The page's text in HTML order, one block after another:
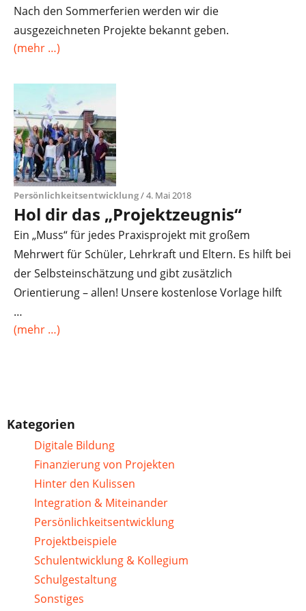
Nach den Sommerferien werden wir die
ausgezeichneten Projekte bekannt geben.
(mehr …)
Persönlichkeitsentwicklung/ 4. Mai 2018
Hol dir das „Projektzeugnis“
Ein „Muss“ für jedes Praxisprojekt mit großem
Mehrwert für Schüler, Lehrkraft und Eltern. Es hilft bei
der Selbsteinschätzung und gibt zusätzlich
Orientierung – allen! Unsere kostenlose Vorlage hilft
…
(mehr …)
Kategorien
Digitale Bildung
Finanzierung von Projekten
Hinter den Kulissen
Integration & Miteinander
Persönlichkeitsentwicklung
Projektbeispiele
Schulentwicklung & Kollegium
Schulgestaltung
Sonstiges